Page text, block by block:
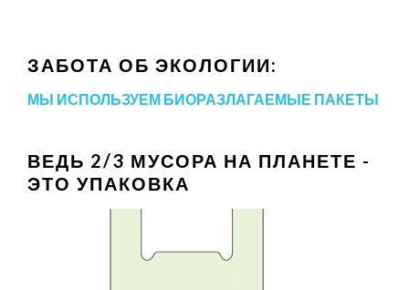
ЗАБОТА ОБ ЭКОЛОГИИ:
МЫ ИСПОЛЬЗУЕМ БИОРАЗЛАГАЕМЫЕ ПАКЕТЫ
ВЕДЬ 2/3 МУСОРА НА ПЛАНЕТЕ -
ЭТО УПАКОВКА